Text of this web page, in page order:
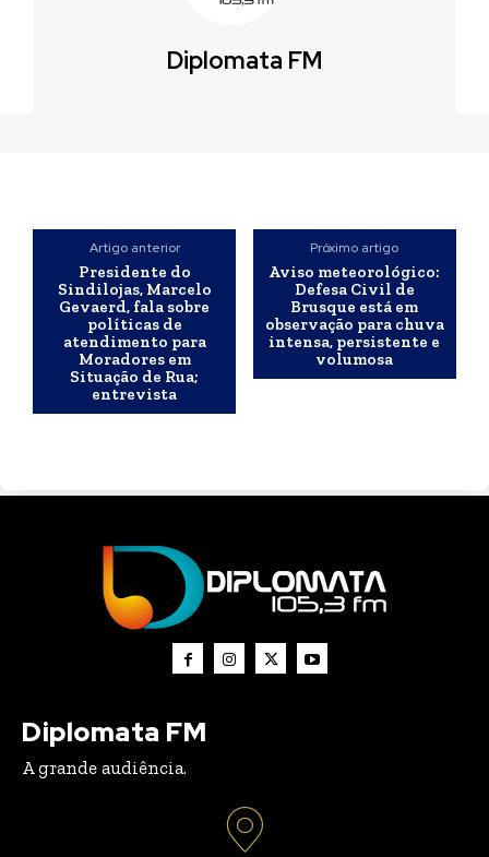
Diplomata FM
Artigo anterior
Presidente do
Sindilojas, Marcelo
Gevaerd, fala sobre
políticas de
atendimento para
Moradores em
Situação de Rua;
entrevista
Próximo artigo
Aviso meteorológico:
Defesa Civil de
Brusque está em
observação para chuva
intensa, persistente e
volumosa
Diplomata FM
A grande audiência.